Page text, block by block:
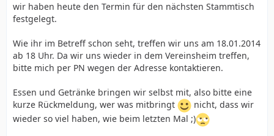
wir haben heute den Termin für den nächsten Stammtisch
festgelegt.
Wie ihr im Betreff schon seht, treffen wir uns am 18.01.2014
ab 18 Uhr. Da wir uns wieder in dem Vereinsheim treffen,
bitte mich per PN wegen der Adresse kontaktieren.
Essen und Getränke bringen wir selbst mit, also bitte eine
kurze Rückmeldung, wer was mitbringt
nicht, dass wir
wieder so viel haben, wie beim letzten Mal ;)